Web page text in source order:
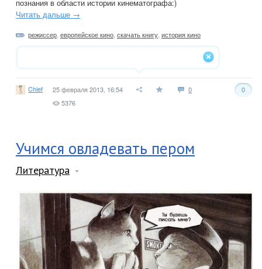
познания в области истории кинематографа:)
Читать дальше →
режиссер, европейское кино, скачать книгу, история кино
Chief 25 февраля 2013, 16:54 0
0
5376
Учимся овладевать пером
Литература